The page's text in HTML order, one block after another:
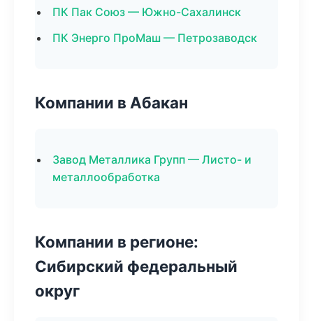
ПК Пак Союз — Южно-Сахалинск
ПК Энерго ПроМаш — Петрозаводск
Компании в Абакан
Завод Металлика Групп — Листо- и
металлообработка
Компании в регионе:
Сибирский федеральный
округ